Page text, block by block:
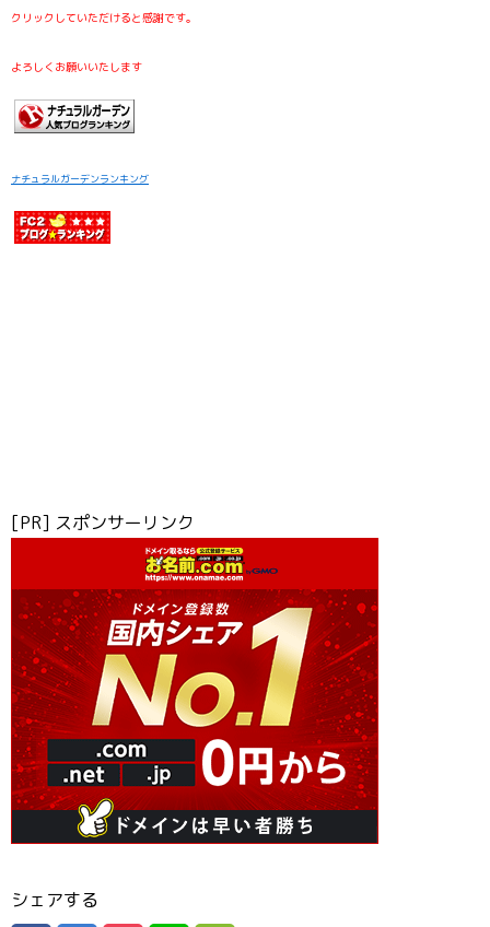
クリックしていただけると感謝です。
よろしくお願いいたします
ナチュラルガーデンランキング
[PR] スポンサーリンク
シェアする